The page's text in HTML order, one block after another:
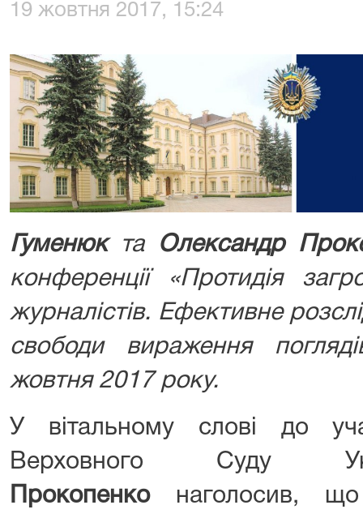
19 жовтня 2017, 15:24
Гуменюкта
Олександр
конференції «Протидія
журналістів. Ефективне
свободи вираження
жовтня 2017 року.
У вітальному слові до
Верховного Суду
Прокопенконаголосив, що